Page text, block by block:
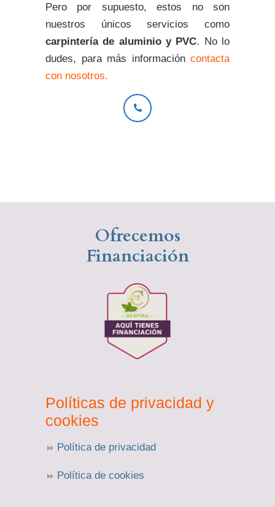
Pero por supuesto, estos no son
nuestros únicos servicios como
carpintería de aluminio y PVC. No lo
dudes, para más información contacta
con nosotros.
Ofrecemos
Financiación
Políticas de privacidad y
cookies
Política de privacidad
Política de cookies